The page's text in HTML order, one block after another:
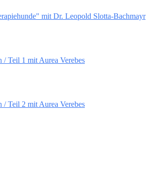
mit Dr. Leopold Slotta-Bachmayr
Teil 1 mit Aurea Verebes
Teil 2 mit Aurea Verebes